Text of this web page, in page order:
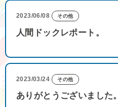
2023/06/08 その他
人間ドックレポート。
2023/03/24 その他
ありがとうございました。